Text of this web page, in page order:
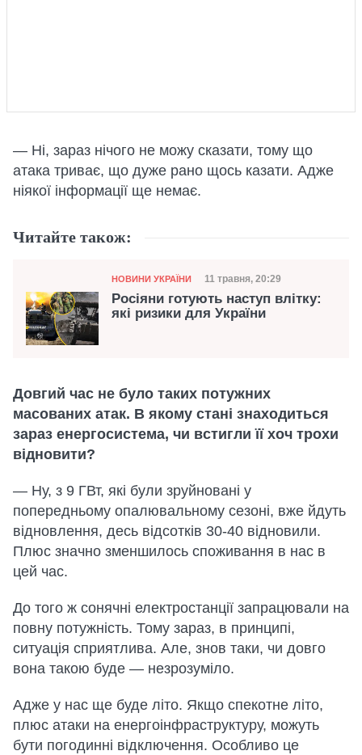
— Ні, зараз нічого не можу сказати, тому що
атака триває, що дуже рано щось казати. Адже
ніякої інформації ще немає.
Читайте також:
Категорія
НОВИНИ УКРАЇНИ Дата публікації
11 травня, 20:29
Росіяни готують наступ влітку:
які ризики для України
Довгий час не було таких потужних
масованих атак. В якому стані знаходиться
зараз енергосистема, чи встигли її хоч трохи
відновити?
— Ну, з 9 ГВт, які були зруйновані у
попередньому опалювальному сезоні, вже йдуть
відновлення, десь відсотків 30-40 відновили.
Плюс значно зменшилось споживання в нас в
цей час.
До того ж сонячні електростанції запрацювали на
повну потужність. Тому зараз, в принципі,
ситуація сприятлива. Але, знов таки, чи довго
вона такою буде — незрозуміло.
Адже у нас ще буде літо. Якщо спекотне літо,
плюс атаки на енергоінфраструктуру, можуть
бути погодинні відключення. Особливо це